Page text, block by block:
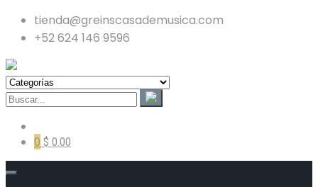
tienda@greinscasademusica.com
+52 624 146 9596
0 $ 0.00